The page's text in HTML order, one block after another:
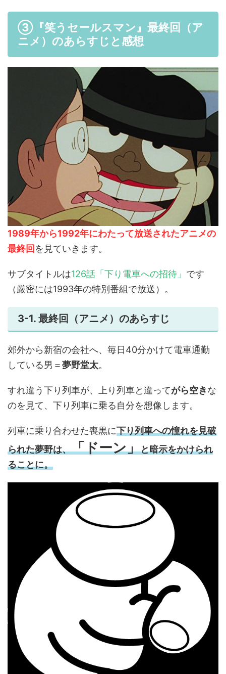
③『笑うセールスマン』最終回（ア
ニメ）のあらすじと感想
1989年から1992年にわたって放送されたアニメの
最終回 を見ていきます。
サブタイトルは126話「下り電車への招待」 です
（厳密には1993年の特別番組で放送）。
3-1. 最終回（アニメ）のあらすじ
郊外から新宿の会社へ、毎日40分かけて電車通勤
している男＝夢野堂太。
すれ違う下り列車が、上り列車と違ってがら空きな
のを見て、下り列車に乗る自分を想像します。
列車に乗り合わせた喪黒に下り列車への憧れを見破
られた夢野は、「ドーン」と暗示をかけられ
ることに。